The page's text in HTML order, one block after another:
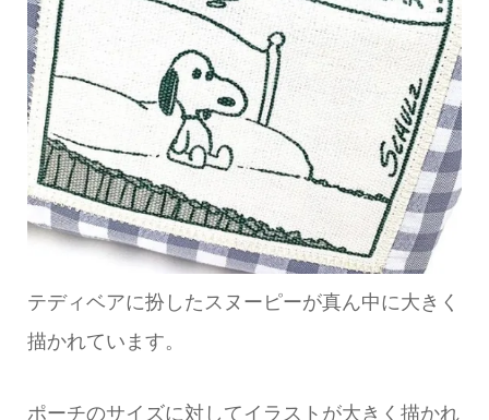
テディベアに扮したスヌーピーが真ん中に大きく
描かれています。
ポーチのサイズに対してイラストが大きく描かれ